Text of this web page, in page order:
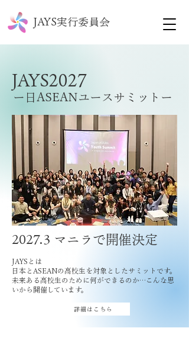
​JAYS実行委員会
​JAYS2027
​ー日ASEANユースサミットー
​2027.3 マニラで開催決定
JAYSとは
​日本とASEANの高校生を対象としたサミットです。
未来ある高校生のために何ができるのか…こんな思
いから開催しています。
詳細はこちら